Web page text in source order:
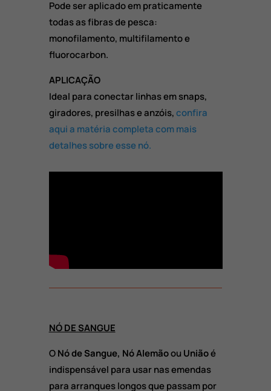
Pode ser aplicado em praticamente
todas as fibras de pesca:
monofilamento, multifilamento e
fluorocarbon.
APLICAÇÃO
Ideal para conectar linhas em snaps,
giradores, presilhas e anzóis,confira
aqui a matéria completa com mais
detalhes sobre esse nó.
NÓ DE SANGUE
ONó de Sangue, Nó Alemãoou Uniãoé
indispensável para usar nas emendas
para arranques longos que passam por